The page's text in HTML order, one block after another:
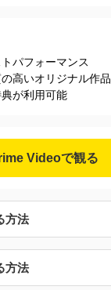
パフォーマンス
高いオリジナル作品
が利用可能
Videoで観る
方法
方法